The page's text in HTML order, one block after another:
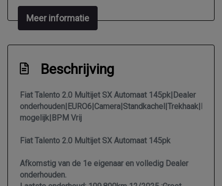
Tussenschot volledig
Voorstoelen verwarmd
Buitenspiegel rechts
Buitenspiegels elektrisch verstel- en
verwarmbaar
Buitenspiegels elektrisch verstelbaar
Buitenspiegels in carrosseriekleur
Centrale vergrendeling
Meer informatie
Beschrijving
Fiat Talento 2.0 Multijet SX Automaat 145pk|Dealer
mogelijk|BPM Vrij
Fiat Talento 2.0 Multijet SX Automaat 145pk
Afkomstig van de 1e eigenaar en volledig Dealer
onderhouden.